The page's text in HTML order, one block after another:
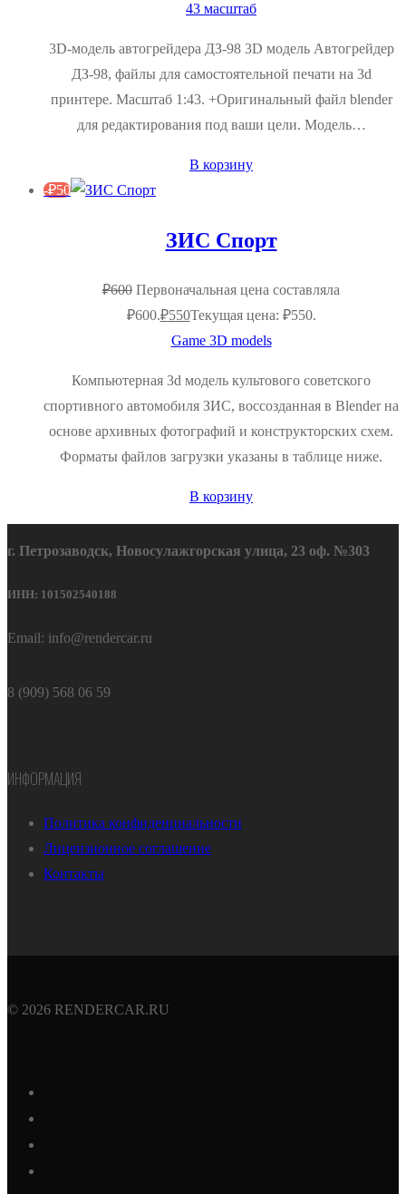
43 масштаб
3D-модель автогрейдера ДЗ-98 3D модель Автогрейдер
ДЗ-98, файлы для самостоятельной печати на 3d
принтере. Масштаб 1:43. +Оригинальный файл blender
для редактирования под ваши цели. Модель…
В корзину
-₽50
ЗИС Спорт
₽600 Первоначальная цена составляла
₽600.₽550Текущая цена: ₽550.
Game 3D models
Компьютерная 3d модель культового советского
спортивного автомобиля ЗИС, воссозданная в Blender на
основе архивных фотографий и конструкторских схем.
Форматы файлов загрузки указаны в таблице ниже.
В корзину
г. Петрозаводск, Новосулажгорская улица, 23 оф. №303
ИНН: 101502540188
Email: info@rendercar.ru
8 (909) 568 06 59
ИНФОРМАЦИЯ
Политика конфиденциальности
Лицензионное соглашение
Контакты
© 2026 RENDERCAR.RU